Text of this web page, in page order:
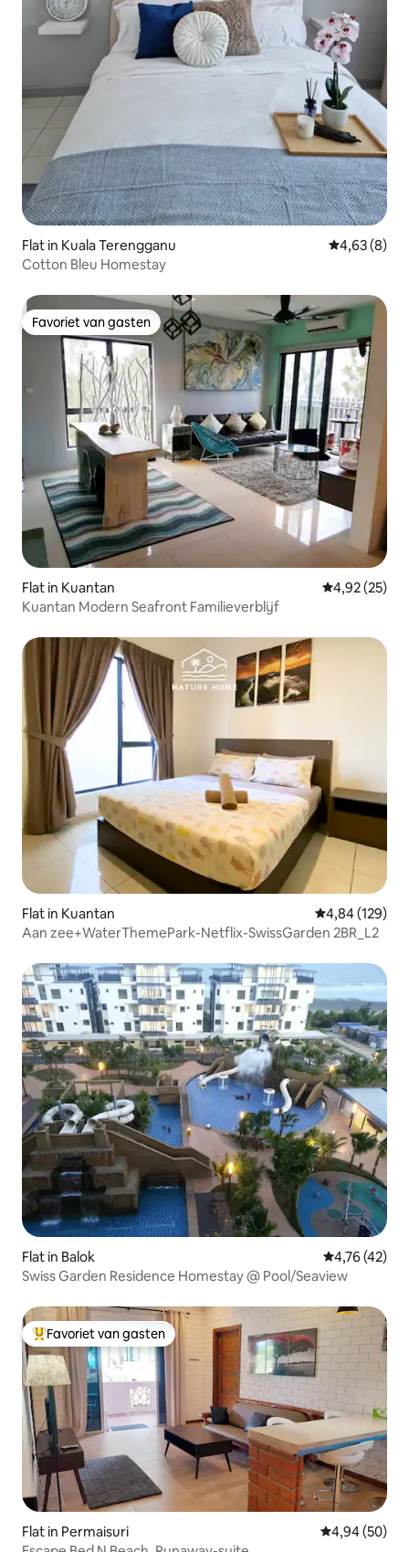
Flat in Kuala Terengganu Gemiddelde
4,63 (8)
Cotton Bleu Homestay
Favoriet van gasten
Favoriet van gasten
Flat in Kuantan Gemiddelde
4,92 (25)
Kuantan Modern Seafront Familieverblijf
Flat in Kuantan Gemiddelde
4,84 (129)
Aan zee+WaterThemePark-Netflix-SwissGarden 2BR_L2
Flat in Balok Gemiddelde
4,76 (42)
Swiss Garden Residence Homestay @ Pool/Seaview
Topfavoriet van gasten
Favoriet van gasten
Flat in Permaisuri Gemiddelde
4,94 (50)